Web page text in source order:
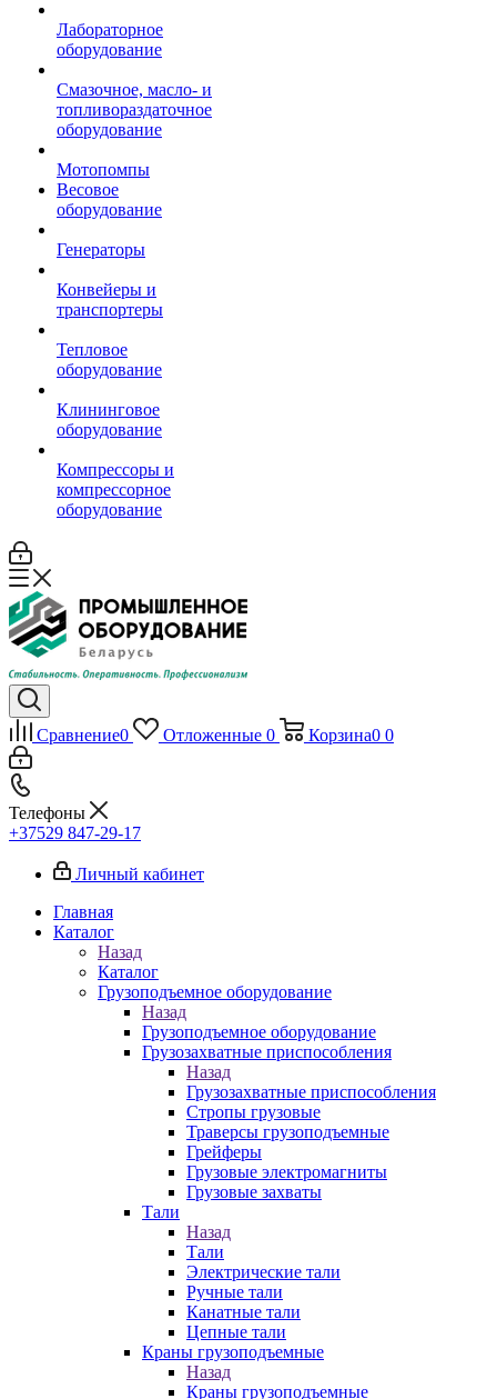
Лабораторное
оборудование
Смазочное, масло- и
топливораздаточное
оборудование
Мотопомпы
Весовое
оборудование
Генераторы
Конвейеры и
транспортеры
Тепловое
оборудование
Клининговое
оборудование
Компрессоры и
компрессорное
оборудование
Сравнение0 Отложенные 0 Корзина0 0
Телефоны
+37529 847-29-17‬
Личный кабинет
Главная
Каталог
Назад
Каталог
Грузоподъемное оборудование
Назад
Грузоподъемное оборудование
Грузозахватные приспособления
Назад
Грузозахватные приспособления
Стропы грузовые
Траверсы грузоподъемные
Грейферы
Грузовые электромагниты
Грузовые захваты
Тали
Назад
Тали
Электрические тали
Ручные тали
Канатные тали
Цепные тали
Краны грузоподъемные
Назад
Краны грузоподъемные